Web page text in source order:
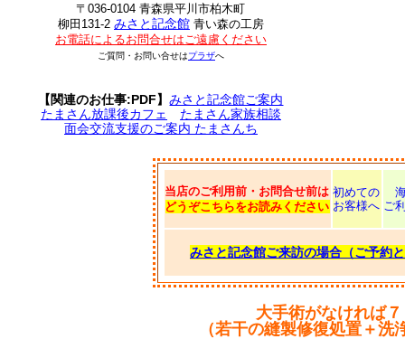
〒036-0104 青森県平川市柏木町
柳田131-2 みさと記念館 青い森の工房
お電話によるお問合せはご遠慮ください
ご質問・お問い合せはプラザへ
【関連のお仕事:PDF】みさと記念館ご案内
たまさん放課後カフェ
たまさん家族相談
面会交流支援のご案内 たまさんち
当店のご利用前・お問合せ前は
どうぞこちらをお読みください
初めての
お客様へ ご
みさと記念館ご来訪の場合（ご予約
大手術がなければ
（若干の縫製修復処置＋